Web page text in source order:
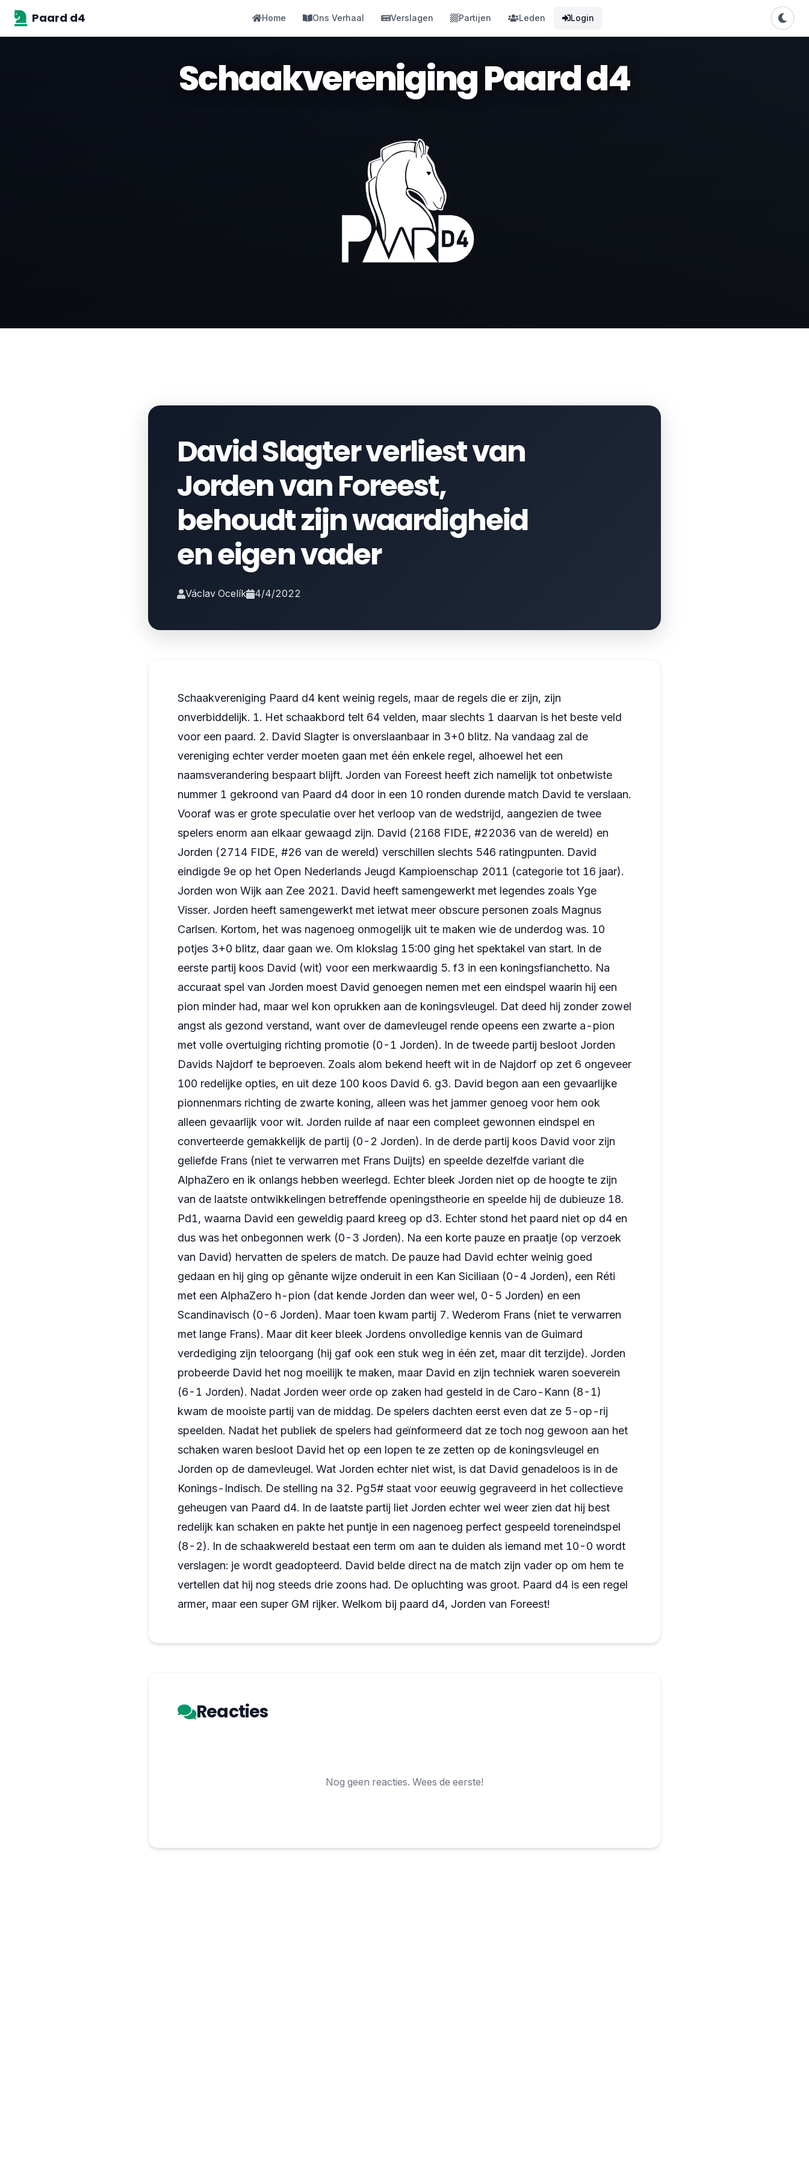
Paard d4 Home Ons Verhaal Verslagen Partijen Leden Login
Schaakvereniging Paard d4
David Slagter verliest van
Jorden van Foreest,
behoudt zijn waardigheid
en eigen vader
Václav Ocelík 4/4/2022
Schaakvereniging Paard d4 kent weinig regels, maar de regels die er zijn, zijn
onverbiddelijk. 1. Het schaakbord telt 64 velden, maar slechts 1 daarvan is het beste veld
voor een paard. 2. David Slagter is onverslaanbaar in 3+0 blitz. Na vandaag zal de
vereniging echter verder moeten gaan met één enkele regel, alhoewel het een
naamsverandering bespaart blijft. Jorden van Foreest heeft zich namelijk tot onbetwiste
nummer 1 gekroond van Paard d4 door in een 10 ronden durende match David te verslaan.
Vooraf was er grote speculatie over het verloop van de wedstrijd, aangezien de twee
spelers enorm aan elkaar gewaagd zijn. David (2168 FIDE, #22036 van de wereld) en
Jorden (2714 FIDE, #26 van de wereld) verschillen slechts 546 ratingpunten. David
eindigde 9e op het Open Nederlands Jeugd Kampioenschap 2011 (categorie tot 16 jaar).
Jorden won Wijk aan Zee 2021. David heeft samengewerkt met legendes zoals Yge
Visser. Jorden heeft samengewerkt met ietwat meer obscure personen zoals Magnus
Carlsen. Kortom, het was nagenoeg onmogelijk uit te maken wie de underdog was. 10
potjes 3+0 blitz, daar gaan we. Om klokslag 15:00 ging het spektakel van start. In de
eerste partij koos David (wit) voor een merkwaardig 5. f3 in een koningsfianchetto. Na
accuraat spel van Jorden moest David genoegen nemen met een eindspel waarin hij een
pion minder had, maar wel kon oprukken aan de koningsvleugel. Dat deed hij zonder zowel
angst als gezond verstand, want over de damevleugel rende opeens een zwarte a-pion
met volle overtuiging richting promotie (0-1 Jorden). In de tweede partij besloot Jorden
Davids Najdorf te beproeven. Zoals alom bekend heeft wit in de Najdorf op zet 6 ongeveer
100 redelijke opties, en uit deze 100 koos David 6. g3. David begon aan een gevaarlijke
pionnenmars richting de zwarte koning, alleen was het jammer genoeg voor hem ook
alleen gevaarlijk voor wit. Jorden ruilde af naar een compleet gewonnen eindspel en
converteerde gemakkelijk de partij (0-2 Jorden). In de derde partij koos David voor zijn
geliefde Frans (niet te verwarren met Frans Duijts) en speelde dezelfde variant die
AlphaZero en ik onlangs hebben weerlegd. Echter bleek Jorden niet op de hoogte te zijn
van de laatste ontwikkelingen betreffende openingstheorie en speelde hij de dubieuze 18.
Pd1, waarna David een geweldig paard kreeg op d3. Echter stond het paard niet op d4 en
dus was het onbegonnen werk (0-3 Jorden). Na een korte pauze en praatje (op verzoek
van David) hervatten de spelers de match. De pauze had David echter weinig goed
gedaan en hij ging op gênante wijze onderuit in een Kan Siciliaan (0-4 Jorden), een Réti
met een AlphaZero h-pion (dat kende Jorden dan weer wel, 0-5 Jorden) en een
Scandinavisch (0-6 Jorden). Maar toen kwam partij 7. Wederom Frans (niet te verwarren
met lange Frans). Maar dit keer bleek Jordens onvolledige kennis van de Guimard
verdediging zijn teloorgang (hij gaf ook een stuk weg in één zet, maar dit terzijde). Jorden
probeerde David het nog moeilijk te maken, maar David en zijn techniek waren soeverein
(6-1 Jorden). Nadat Jorden weer orde op zaken had gesteld in de Caro-Kann (8-1)
kwam de mooiste partij van de middag. De spelers dachten eerst even dat ze 5-op-rij
speelden. Nadat het publiek de spelers had geïnformeerd dat ze toch nog gewoon aan het
schaken waren besloot David het op een lopen te ze zetten op de koningsvleugel en
Jorden op de damevleugel. Wat Jorden echter niet wist, is dat David genadeloos is in de
Konings-Indisch. De stelling na 32. Pg5# staat voor eeuwig gegraveerd in het collectieve
geheugen van Paard d4. In de laatste partij liet Jorden echter wel weer zien dat hij best
redelijk kan schaken en pakte het puntje in een nagenoeg perfect gespeeld toreneindspel
(8-2). In de schaakwereld bestaat een term om aan te duiden als iemand met 10-0 wordt
verslagen: je wordt geadopteerd. David belde direct na de match zijn vader op om hem te
vertellen dat hij nog steeds drie zoons had. De opluchting was groot. Paard d4 is een regel
armer, maar een super GM rijker. Welkom bij paard d4, Jorden van Foreest!
Reacties
Nog geen reacties. Wees de eerste!